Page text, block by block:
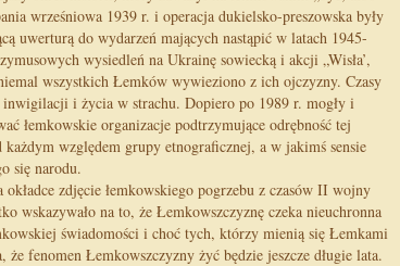
wrześniowa 1939 r. i operacja dukielsko-preszowska były
uwerturą do wydarzeń mających nastąpić w latach 1945-
wysiedleń na Ukrainę sowiecką i akcji „Wisła’,
wszystkich Łemków wywieziono z ich ojczyzny. Czasy
i życia w strachu. Dopiero po 1989 r. mogły i
łemkowskie organizacje podtrzymujące odrębność tej
względem grupy etnograficznej, a w jakimś sensie
się narodu.
okładce zdjęcie łemkowskiego pogrzebu z czasów II wojny
wskazywało na to, że Łemkowszczyznę czeka nieuchronna
świadomości i choć tych, którzy mienią się Łemkami
fenomen Łemkowszczyzny żyć będzie jeszcze długie lata.